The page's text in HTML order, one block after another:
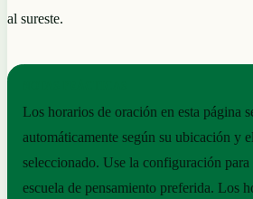
al sureste.
Los horarios de oración en esta página
automáticamente según su ubicación y
seleccionado. Use la configuración para
escuela de pensamiento preferida. Los